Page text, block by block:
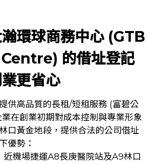
環球商務中心 (GTB
的借址登記
更省心
供高品質的長租/短租服務 (富碧公
在創業初期對成本控制與專業形象
口黃金地段，提供合法的公司借址
優勢：
機場捷運A8長庚醫院站及A9林口